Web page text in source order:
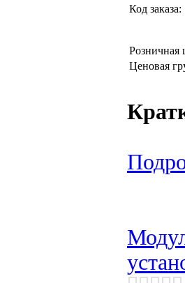
Код заказа:
Розничная
Ценовая